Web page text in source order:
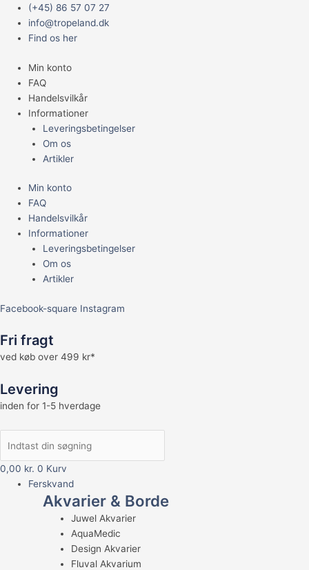
indholdet
(+45) 86 57 07 27
info@tropeland.dk
Find os her
Min konto
FAQ
Handelsvilkår
Informationer
Leveringsbetingelser
Om os
Artikler
Min konto
FAQ
Handelsvilkår
Informationer
Leveringsbetingelser
Om os
Artikler
Facebook-square Instagram
Fri fragt
ved køb over 499 kr*
Levering
inden for 1-5 hverdage
0,00 kr. 0 Kurv
Main
Menu
Ferskvand
Akvarier & Borde
Juwel Akvarier
AquaMedic
Design Akvarier
Fluval Akvarium
Marina
75
luftpumpe